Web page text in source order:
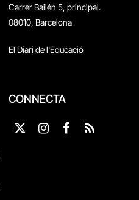
Carrer Bailén 5, principal.
08010, Barcelona
El Diari de l'Educació
CONNECTA
X
Instagram
Facebook
RSS